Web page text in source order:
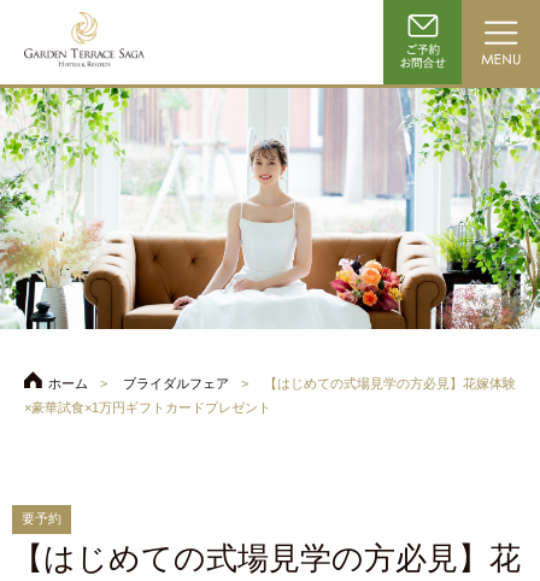
ホーム ブライダルフェア
【はじめての式場見学の方必見】花嫁体験
×豪華試食×1万円ギフトカードプレゼント
要予約
【はじめての式場見学の方必見】花